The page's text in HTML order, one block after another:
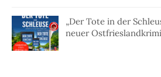
„Der Tote in der
neuer